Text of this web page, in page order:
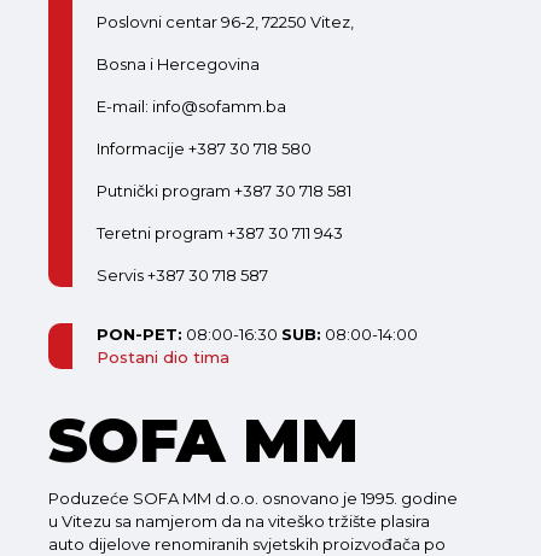
Poslovni centar 96-2, 72250 Vitez,
Bosna i Hercegovina
E-mail: info@sofamm.ba
Informacije +387 30 718 580
Putnički program +387 30 718 581
Teretni program +387 30 711 943
Servis +387 30 718 587
PON-PET: 08:00-16:30 SUB: 08:00-14:00
Postani dio tima
SOFA MM
Poduzeće SOFA MM d.o.o. osnovano je 1995. godine
u Vitezu sa namjerom da na viteško tržište plasira
auto dijelove renomiranih svjetskih proizvođača po